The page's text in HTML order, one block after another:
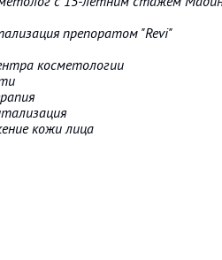
препоратом "Revi"
косметологии
кожи лица